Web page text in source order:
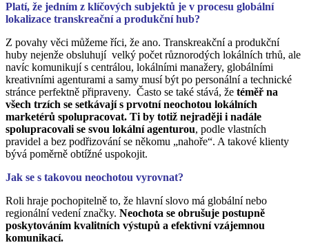
Platí, že jedním z klíčových subjektů je v procesu globální
lokalizace transkreační a produkční hub?
Z povahy věci můžeme říci, že ano. Transkreakční a produkční
huby nejenže obsluhují velký počet různorodých lokálních trhů, ale
navíc komunikují s centrálou, lokálními manažery, globálními
kreativními agenturami a samy musí být po personální a technické
stránce perfektně připraveny. Často se také stává, že téměř na
všech trzích se setkávají s prvotní neochotou lokálních
marketérů spolupracovat. Ti by totiž nejraději i nadále
spolupracovali se svou lokální agenturou, podle vlastních
pravidel a bez podřizování se někomu „nahoře“. A takové klienty
bývá poměrně obtížné uspokojit.
Jak se s takovou neochotou vyrovnat?
Roli hraje pochopitelně to, že hlavní slovo má globální nebo
regionální vedení značky. Neochota se obrušuje postupně
poskytováním kvalitních výstupů a efektivní vzájemnou
komunikací.